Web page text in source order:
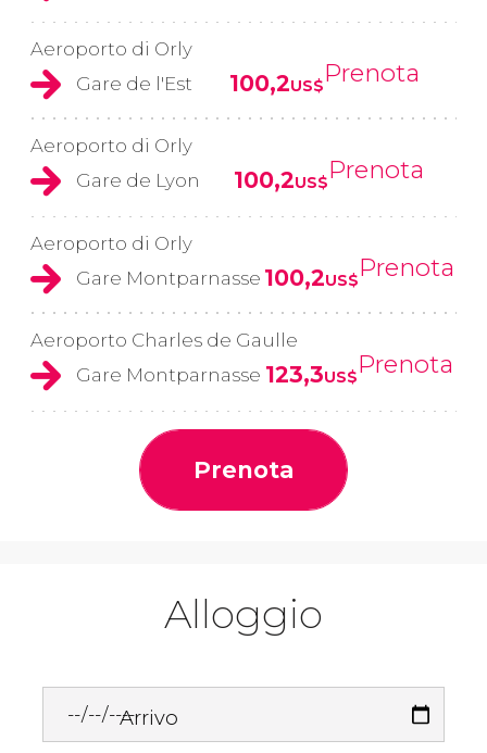
Aeroporto di Orly
Gare de l'Est
100,2US$Prenota
Aeroporto di Orly
Gare de Lyon
100,2US$Prenota
Aeroporto di Orly
Gare Montparnasse 100,2US$Prenota
Aeroporto Charles de Gaulle
Gare Montparnasse 123,3US$Prenota
Prenota
Alloggio
Arrivo